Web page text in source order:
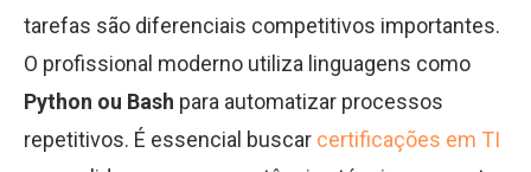
tarefas são diferenciais competitivos importantes.
O profissional moderno utiliza linguagens como
Python ou Bash para automatizar processos
repetitivos. É essencial buscar certificações em TI